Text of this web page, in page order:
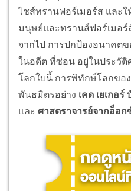
ไชส์ทรานฟอร์เมอร์ส และ
มนุษย์และทรานส์ฟอร์เมอร์
จากไป การปกป้องอนาคต
ในอดีต ที่ซ่อน อยู่ในประวั
โลกใบนี้ การพิทักษ์โลกขอ
พันธมิตรอย่าง เคด เยเกอร์
และ ศาสตราจารย์จากอ็อก